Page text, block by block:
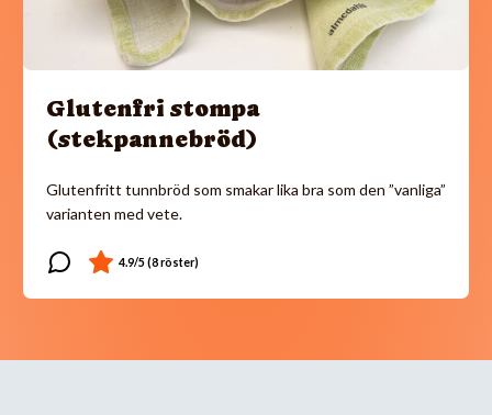
Glutenfri stompa
(stekpannebröd)
Glutenfritt tunnbröd som smakar lika bra som den ”vanliga”
varianten med vete.